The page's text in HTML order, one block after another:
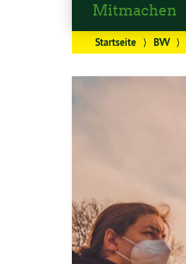
Mitmachen
Startseite ⟩ BVV ⟩